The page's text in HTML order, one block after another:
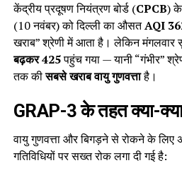
केंद्रीय प्रदूषण नियंत्रण बोर्ड (CPCB)
(10 नवंबर) को दिल्ली का औसतAQI
खराब” श्रेणी में आता है। लेकिन
बढ़कर 425पहुंच गया — यानी “गंभीर”
तक कीसबसे खराब वायु गुणवत्ताहै।
GRAP-3 के तहत क्या-क्या
वायु गुणवत्ता और बिगड़ने से रोकने के
गतिविधियों पर सख्त रोक लगा दी गई है: